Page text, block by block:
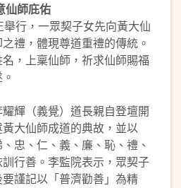
仙師庇佑
行，一眾契子女先向黃大仙
禮，體現尊道重禮的傳統。
，上稟仙師，祈求仙師賜福
輝（義覺）道長親自登壇開
大仙師成道的典故，並以
忠、仁、義、廉、恥、禮、
行善。李監院表示，眾契子
謹記以「普濟勸善」為精